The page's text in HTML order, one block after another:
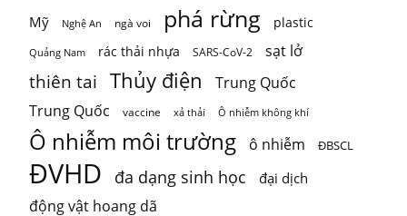
Mỹ Nghệ An ngà voi phá rừng plastic
Quảng Nam rác thải nhựa SARS-CoV-2 sạt lở
thiên tai Thủy điện
Trung Quốc
Trung Quốc
vaccine xả thải Ô nhiễm không khí
Ô nhiễm môi trường ô nhiễm ĐBSCL
ĐVHD đa dạng sinh học
đại dịch
động vật hoang dã